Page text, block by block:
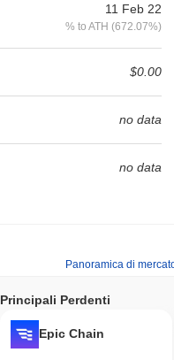
11 Feb 22
% to ATH (672.07%)
$0.00
no data
no data
Panoramica di
Principali Perdenti
Epic Chain